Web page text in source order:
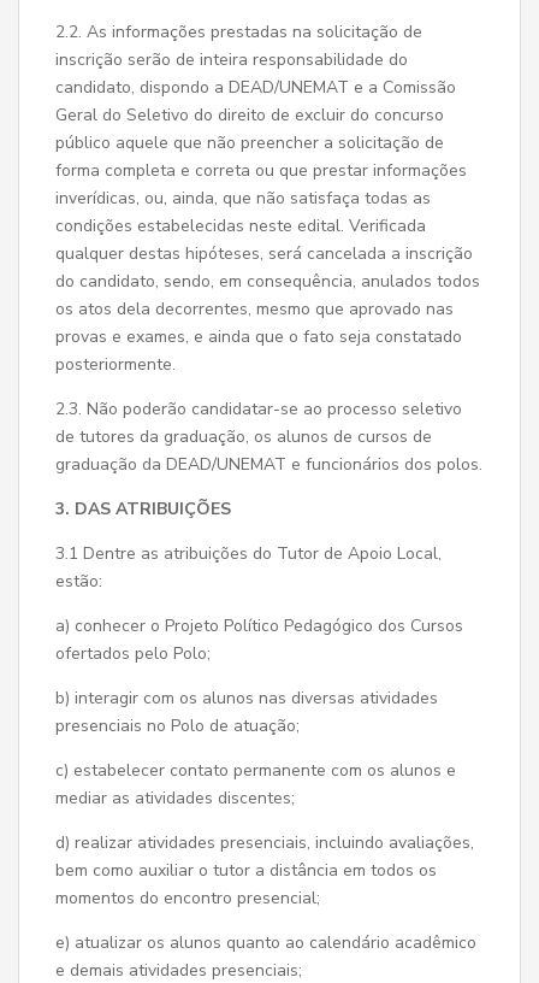
2.2. As informações prestadas na solicitação de
inscrição serão de inteira responsabilidade do
candidato, dispondo a DEAD/UNEMAT e a Comissão
Geral do Seletivo do direito de excluir do concurso
público aquele que não preencher a solicitação de
forma completa e correta ou que prestar informações
inverídicas, ou, ainda, que não satisfaça todas as
condições estabelecidas neste edital. Verificada
qualquer destas hipóteses, será cancelada a inscrição
do candidato, sendo, em consequência, anulados todos
os atos dela decorrentes, mesmo que aprovado nas
provas e exames, e ainda que o fato seja constatado
posteriormente.
2.3. Não poderão candidatar-se ao processo seletivo
de tutores da graduação, os alunos de cursos de
graduação da DEAD/UNEMAT e funcionários dos polos.
3. DAS ATRIBUIÇÕES
3.1 Dentre as atribuições do Tutor de Apoio Local,
estão:
a) conhecer o Projeto Político Pedagógico dos Cursos
ofertados pelo Polo;
b) interagir com os alunos nas diversas atividades
presenciais no Polo de atuação;
c) estabelecer contato permanente com os alunos e
mediar as atividades discentes;
d) realizar atividades presenciais, incluindo avaliações,
bem como auxiliar o tutor a distância em todos os
momentos do encontro presencial;
e) atualizar os alunos quanto ao calendário acadêmico
e demais atividades presenciais;